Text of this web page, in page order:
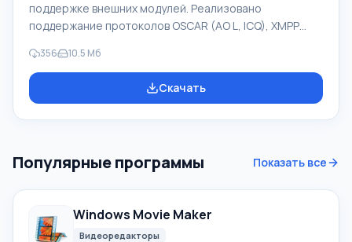
поддержке внешних модулей. Реализовано
поддержание протоколов OSCAR (AO L, ICQ), XMPP
Вконтакте, Facebook , иных социальных сетей и
мессенджеров. Поддерживаются USB-телефоны
SkypeMate. При оказании голосовых услуг и видео, QIP
ознакомьтесь с интерфейсом программы в
356 10.5 Mб
Скачать
Популярные программы Показать все
Windows Movie Maker
Видеоредакторы